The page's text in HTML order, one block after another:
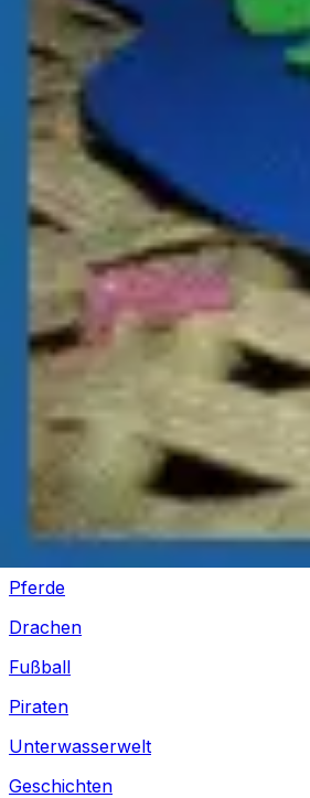
Silvester
Pferde
Drachen
Fußball
Piraten
Unterwasserwelt
Geschichten